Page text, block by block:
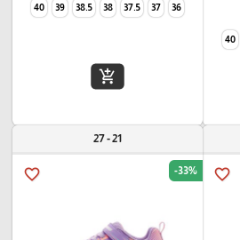
40
36
37
37.5
38
38.5
39
40
add_shopping_cart
favorite_border
21 - 27
favorite_border -33%